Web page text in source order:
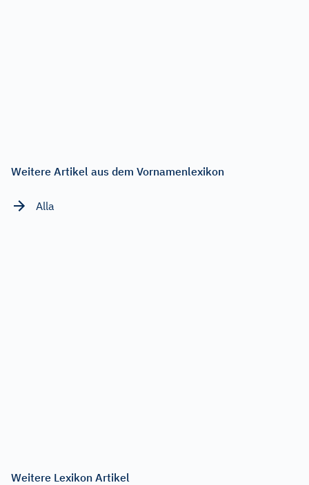
Weitere Artikel aus dem Vornamenlexikon
Alla
Weitere Lexikon Artikel